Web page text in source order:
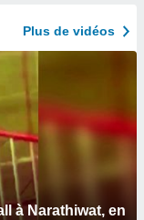
Plus de vidéos
à Narathiwat, en